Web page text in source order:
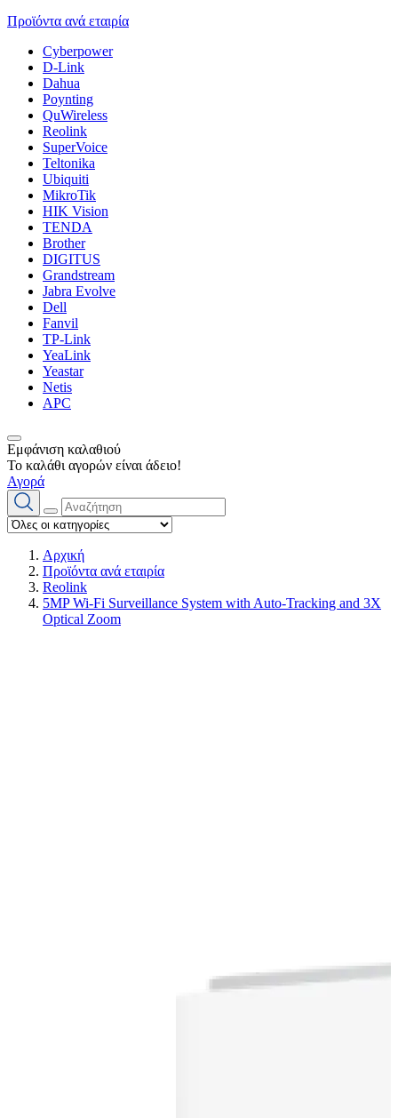
Προϊόντα ανά εταιρία
Cyberpower
D-Link
Dahua
Poynting
QuWireless
Reolink
SuperVoice
Teltonika
Ubiquiti
MikroTik
HIK Vision
TENDA
Brother
DIGITUS
Grandstream
Jabra Evolve
Dell
Fanvil
TP-Link
YeaLink
Yeastar
Netis
APC
Εμφάνιση καλαθιού
Το καλάθι αγορών είναι άδειο!
Αγορά
Αρχική
Προϊόντα ανά εταιρία
Reolink
5MP Wi-Fi Surveillance System with Auto-Tracking and 3X
Optical Zoom